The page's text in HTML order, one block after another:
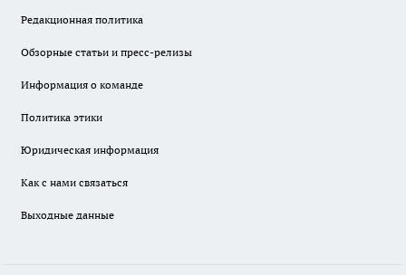
Редакционная политика
Обзорные статьи и пресс-релизы
Информация о команде
Политика этики
Юридическая информация
Как с нами связаться
Выходные данные